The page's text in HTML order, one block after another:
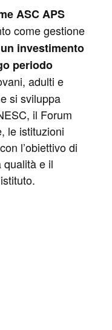
ASC APS
come gestione
investimento
periodo
adulti e
si sviluppa
il Forum
le istituzioni
l’obiettivo di
qualità e il